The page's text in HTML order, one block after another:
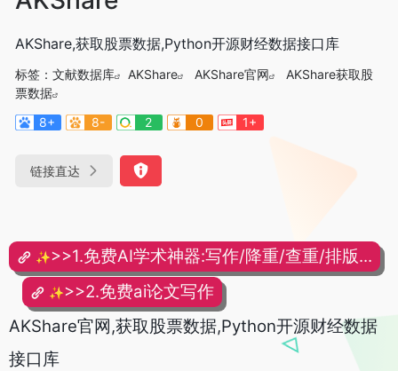
AKShare,获取股票数据,Python开源财经数据接口库
标签： 文献数据库 AKShare AKShare官网
AKShare获取股
票数据
8+
8- 2 0 1+
链接直达
✨>>1.免费AI学术神器:写作/降重/查重/排版...
✨>>2.免费ai论文写作
AKShare官网,获取股票数据,Python开源财经数据
接口库